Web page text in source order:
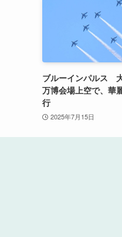
ブルーインパルス
万博会場上空で、華
行
2025年7月15日